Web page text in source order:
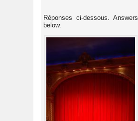
Réponses ci-dessous. Answers
below.